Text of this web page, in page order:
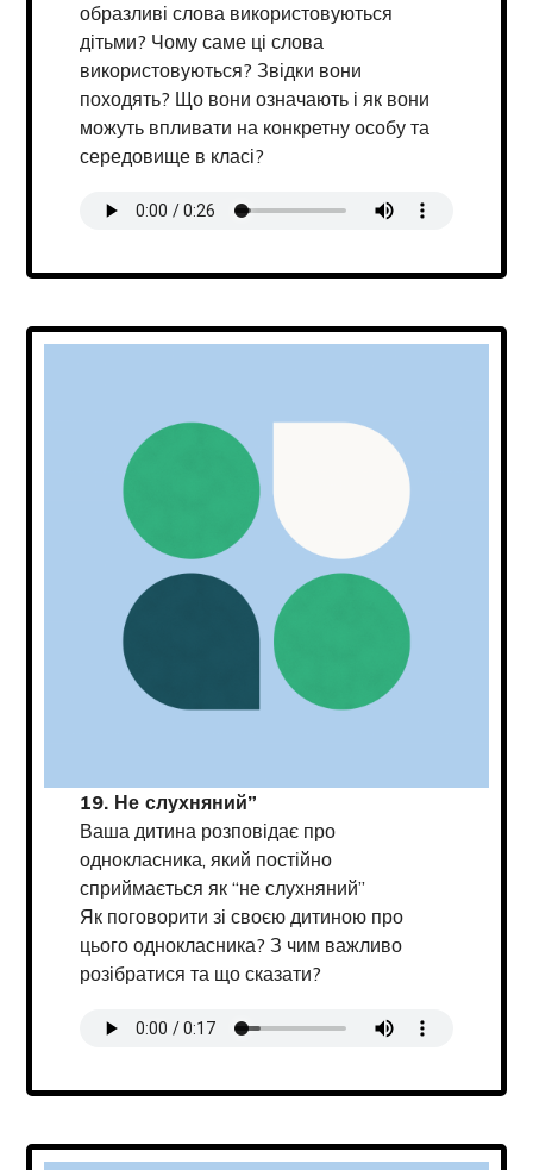
образливі слова використовуються
дітьми? Чому саме ці слова
використовуються? Звідки вони
походять? Що вони означають і як вони
можуть впливати на конкретну особу та
середовище в класі?
19. Не слухняний”
Ваша дитина розповідає про
однокласника, який постійно
сприймається як “не слухняний”
Як поговорити зі своєю дитиною про
цього однокласника? З чим важливо
розібратися та що сказати?